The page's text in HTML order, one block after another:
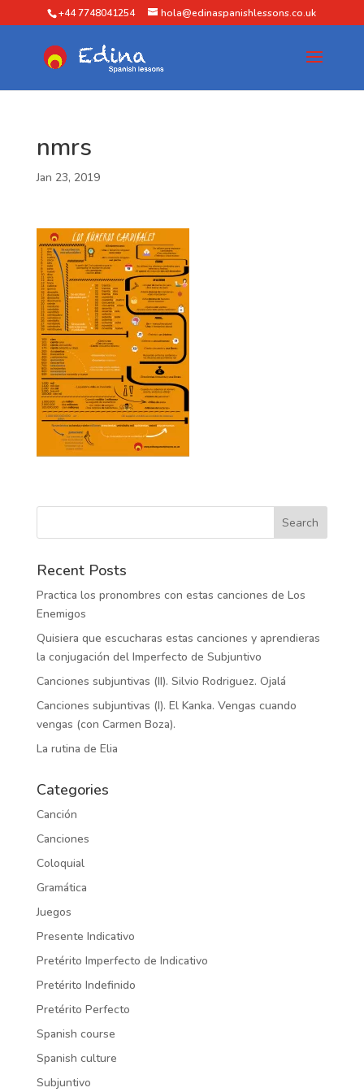
+44 7748041254 hola@edinaspanishlessons.co.uk
nmrs
Jan 23, 2019
Recent Posts
Practica los pronombres con estas canciones de Los
Enemigos
Quisiera que escucharas estas canciones y aprendieras
la conjugación del Imperfecto de Subjuntivo
Canciones subjuntivas (II). Silvio Rodriguez. Ojalá
Canciones subjuntivas (I). El Kanka. Vengas cuando
vengas (con Carmen Boza).
La rutina de Elia
Categories
Canción
Canciones
Coloquial
Gramática
Juegos
Presente Indicativo
Pretérito Imperfecto de Indicativo
Pretérito Indefinido
Pretérito Perfecto
Spanish course
Spanish culture
Subjuntivo